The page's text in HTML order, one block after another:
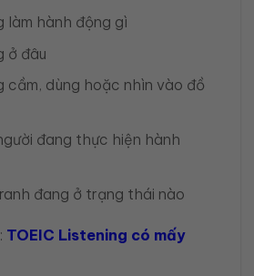
làm hành động gì
ở đâu
cầm, dùng hoặc nhìn vào đồ
đang thực hiện hành
đang ở trạng thái nào
TOEIC Listening có mấy